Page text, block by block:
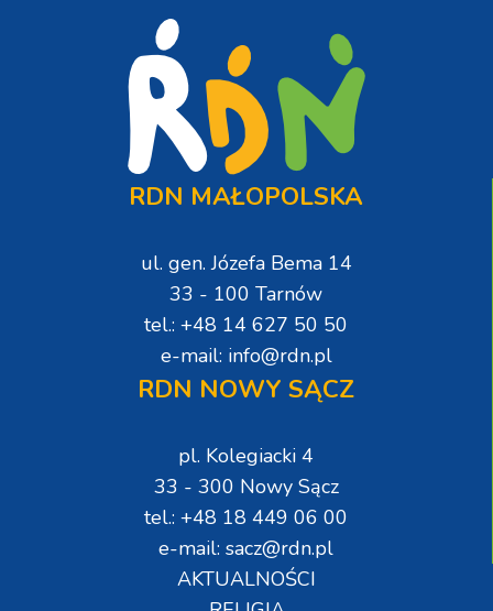
RDN MAŁOPOLSKA
ul. gen. Józefa Bema 14
33 - 100 Tarnów
tel.: +48 14 627 50 50
e-mail: info@rdn.pl
RDN NOWY SĄCZ
pl. Kolegiacki 4
33 - 300 Nowy Sącz
tel.: +48 18 449 06 00
e-mail: sacz@rdn.pl
AKTUALNOŚCI